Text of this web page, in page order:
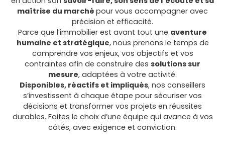
maîtrise du marché pour vous accompagner avec
précision et efficacité.
Parce que l’immobilier est avant tout une aventure
humaine et stratégique, nous prenons le temps de
comprendre vos enjeux, vos objectifs et vos
contraintes afin de construire des solutions sur
mesure, adaptées à votre activité.
Disponibles, réactifs et impliqués, nos conseillers
s’investissent à chaque étape pour sécuriser vos
décisions et transformer vos projets en réussites
durables. Faites le choix d’une équipe qui avance à vos
côtés, avec exigence et conviction.